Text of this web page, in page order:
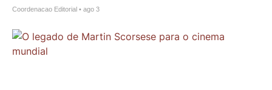
Coordenacao Editorial • ago 3